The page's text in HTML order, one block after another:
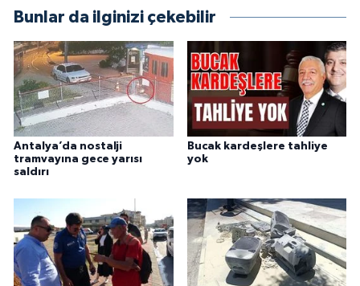
Bunlar da ilginizi çekebilir
Antalya’da nostalji
tramvayına gece yarısı
saldırı
Bucak kardeşlere tahliye
yok